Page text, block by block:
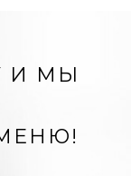
И МЫ